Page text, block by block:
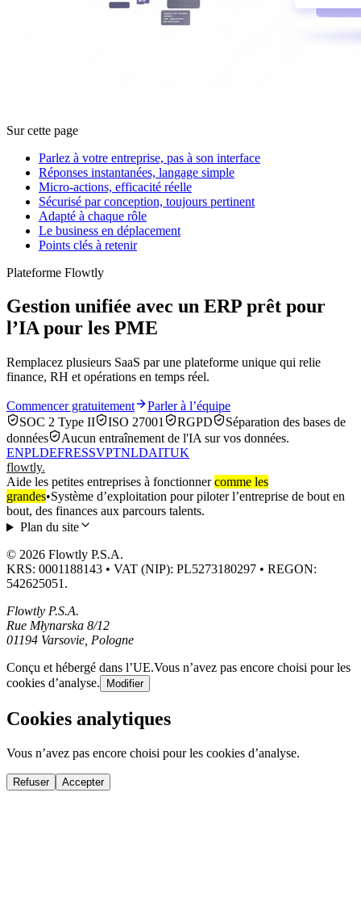
Sur cette page
Parlez à votre entreprise, pas à son interface
Réponses instantanées, langage simple
Micro-actions, efficacité réelle
Sécurisé par conception, toujours pertinent
Adapté à chaque rôle
Le business en déplacement
Points clés à retenir
Plateforme Flowtly
Gestion unifiée avec un ERP prêt pour
l’IA pour les PME
Remplacez plusieurs SaaS par une plateforme unique qui relie
finance, RH et opérations en temps réel.
Commencer gratuitement
Parler à l’équipe
SOC 2 Type II
ISO 27001 RGPD
Séparation des bases de
données
Aucun entraînement de l'IA sur vos données.
ENPLDEFRESSVPTNLDAITUK
flowtly.
Aide les petites entreprises à fonctionnercomme les
grandes•Système d’exploitation pour piloter l’entreprise de bout en
bout, des finances aux parcours talents.
Plan du site
© 2026 Flowtly P.S.A.
KRS: 0001188143 • VAT (NIP): PL5273180297 • REGON:
542625051.
Flowtly P.S.A.
Rue Młynarska 8/12
01194 Varsovie, Pologne
Conçu et hébergé dans l’UE.Vous n’avez pas encore choisi pour les
cookies d’analyse.
Modifier
Cookies analytiques
Vous n’avez pas encore choisi pour les cookies d’analyse.
Refuser Accepter